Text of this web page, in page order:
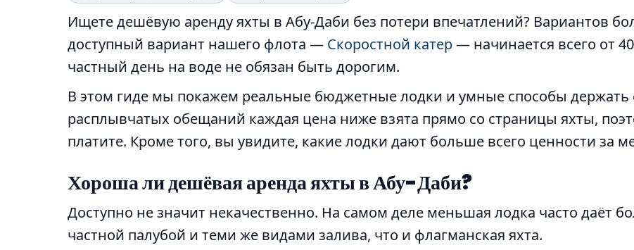
Ищете дешёвую аренду яхты в Абу-Даби без потери впечатлений? Вариантов
доступный вариант нашего флота — Скоростной катер— начинается всего от
частный день на воде не обязан быть дорогим.
В этом гиде мы покажем реальные бюджетные лодки и умные способы держать
расплывчатых обещаний каждая цена ниже взята прямо со страницы яхты,
платите. Кроме того, вы увидите, какие лодки дают больше всего ценности за
Хороша ли дешёвая аренда яхты в Абу-Даби?
Доступно не значит некачественно. На самом деле меньшая лодка часто даёт
частной палубой и теми же видами залива, что и флагманская яхта.